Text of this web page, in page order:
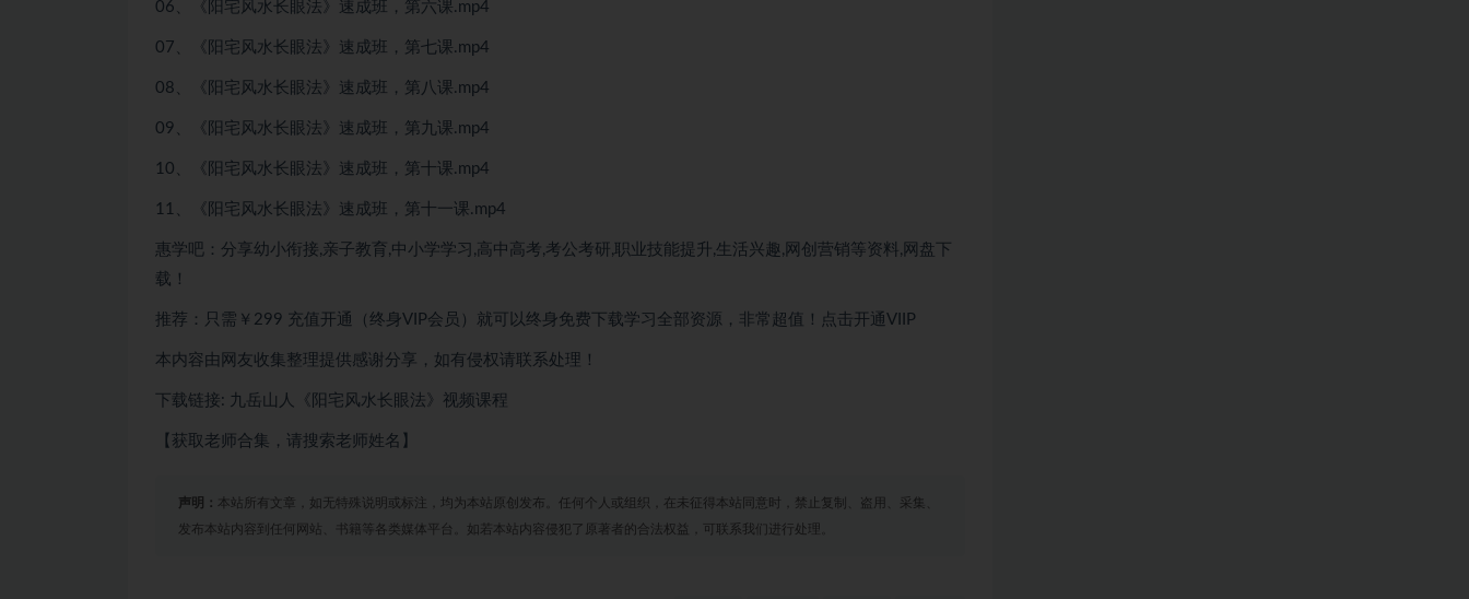
06、《阳宅风水长眼法》速成班，第六课.mp4
07、《阳宅风水长眼法》速成班，第七课.mp4
08、《阳宅风水长眼法》速成班，第八课.mp4
09、《阳宅风水长眼法》速成班，第九课.mp4
10、《阳宅风水长眼法》速成班，第十课.mp4
11、《阳宅风水长眼法》速成班，第十一课.mp4
惠学吧：分享幼小衔接,亲子教育,中小学学习,高中高考,考公考研,职业技能提升,生活兴趣,网创营销等资料,网盘下
载！
推荐：只需￥299 充值开通（终身VIP会员）就可以终身免费下载学习全部资源，非常超值！点击开通VIIP
本内容由网友收集整理提供感谢分享，如有侵权请联系处理！
下载链接: 九岳山人《阳宅风水长眼法》视频课程
【获取老师合集，请搜索老师姓名】
声明： 本站所有文章，如无特殊说明或标注，均为本站原创发布。任何个人或组织，在未征得本站同意时，禁止复制、盗用、采集、
发布本站内容到任何网站、书籍等各类媒体平台。如若本站内容侵犯了原著者的合法权益，可联系我们进行处理。